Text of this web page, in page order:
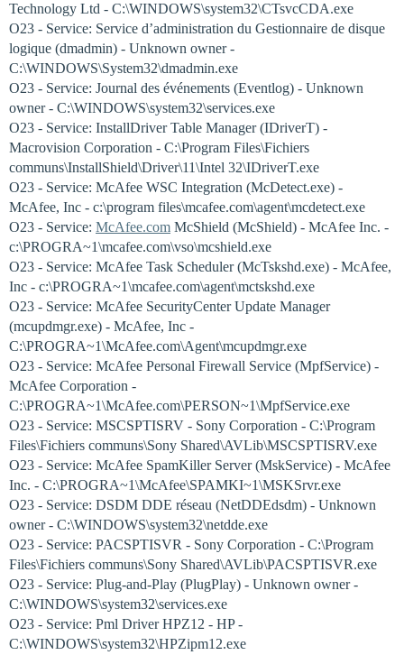
Technology Ltd - C:\WINDOWS\system32\CTsvcCDA.exe
O23 - Service: Service d’administration du Gestionnaire de disque
logique (dmadmin) - Unknown owner -
C:\WINDOWS\System32\dmadmin.exe
O23 - Service: Journal des événements (Eventlog) - Unknown
owner - C:\WINDOWS\system32\services.exe
O23 - Service: InstallDriver Table Manager (IDriverT) -
Macrovision Corporation - C:\Program Files\Fichiers
communs\InstallShield\Driver\11\Intel 32\IDriverT.exe
O23 - Service: McAfee WSC Integration (McDetect.exe) -
McAfee, Inc - c:\program files\mcafee.com\agent\mcdetect.exe
O23 - Service: McAfee.com McShield (McShield) - McAfee Inc. -
c:\PROGRA~1\mcafee.com\vso\mcshield.exe
O23 - Service: McAfee Task Scheduler (McTskshd.exe) - McAfee,
Inc - c:\PROGRA~1\mcafee.com\agent\mctskshd.exe
O23 - Service: McAfee SecurityCenter Update Manager
(mcupdmgr.exe) - McAfee, Inc -
C:\PROGRA~1\McAfee.com\Agent\mcupdmgr.exe
O23 - Service: McAfee Personal Firewall Service (MpfService) -
McAfee Corporation -
C:\PROGRA~1\McAfee.com\PERSON~1\MpfService.exe
O23 - Service: MSCSPTISRV - Sony Corporation - C:\Program
Files\Fichiers communs\Sony Shared\AVLib\MSCSPTISRV.exe
O23 - Service: McAfee SpamKiller Server (MskService) - McAfee
Inc. - C:\PROGRA~1\McAfee\SPAMKI~1\MSKSrvr.exe
O23 - Service: DSDM DDE réseau (NetDDEdsdm) - Unknown
owner - C:\WINDOWS\system32\netdde.exe
O23 - Service: PACSPTISVR - Sony Corporation - C:\Program
Files\Fichiers communs\Sony Shared\AVLib\PACSPTISVR.exe
O23 - Service: Plug-and-Play (PlugPlay) - Unknown owner -
C:\WINDOWS\system32\services.exe
O23 - Service: Pml Driver HPZ12 - HP -
C:\WINDOWS\system32\HPZipm12.exe